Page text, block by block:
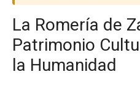
La Romería de
Patrimonio
la Humanidad